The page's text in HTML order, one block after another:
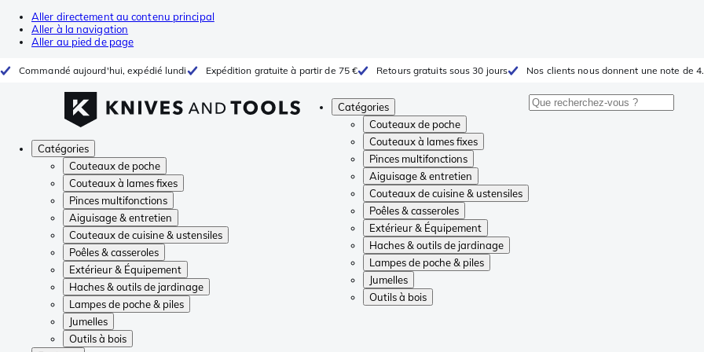
Aller directement au contenu principal
Aller à la navigation
Aller au pied de page
Commandé aujourd'hui, expédié lundi Expédition gratuite à partir de 75 € Retours gratuits sous 30 jours Nos clients nous donnent une note de
Catégories
Couteaux de poche
Couteaux à lames fixes
Pinces multifonctions
Aiguisage & entretien
Couteaux de cuisine & ustensiles
Poêles & casseroles
Extérieur & Équipement
Haches & outils de jardinage
Lampes de poche & piles
Jumelles
Outils à bois
Catégories
Couteaux de poche
Couteaux à lames fixes
Pinces multifonctions
Aiguisage & entretien
Couteaux de cuisine & ustensiles
Poêles & casseroles
Extérieur & Équipement
Haches & outils de jardinage
Lampes de poche & piles
Jumelles
Outils à bois